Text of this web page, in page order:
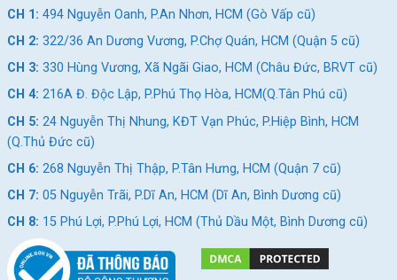
CH 1: 494 Nguyễn Oanh, P.An Nhơn, HCM (Gò Vấp cũ)
CH 2: 322/36 An Dương Vương, P.Chợ Quán, HCM (Quận 5 cũ)
CH 3: 330 Hùng Vương, Xã Ngãi Giao, HCM (Châu Đức, BRVT cũ)
CH 4: 216A Đ. Độc Lập, P.Phú Thọ Hòa, HCM(Q.Tân Phú cũ)
CH 5: 24 Nguyễn Thị Nhung, KĐT Vạn Phúc, P.Hiệp Bình, HCM
(Q.Thủ Đức cũ)
CH 6: 268 Nguyễn Thị Thập, P.Tân Hưng, HCM (Quận 7 cũ)
CH 7: 05 Nguyễn Trãi, P.Dĩ An, HCM (Dĩ An, Bình Dương cũ)
CH 8: 15 Phú Lợi, P.Phú Lợi, HCM (Thủ Dầu Một, Bình Dương cũ)